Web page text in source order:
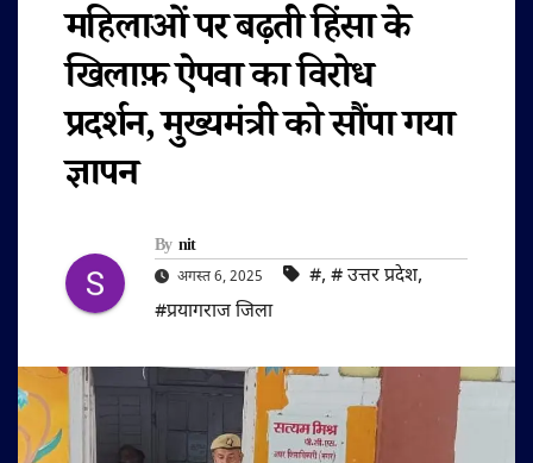
महिलाओं पर बढ़ती हिंसा के
खिलाफ़ ऐपवा का विरोध
प्रदर्शन, मुख्यमंत्री को सौंपा गया
ज्ञापन
By nit
अगस्त 6, 2025 #‌, #‌ उत्तर प्रदेश,
#प्रयागराज जिला